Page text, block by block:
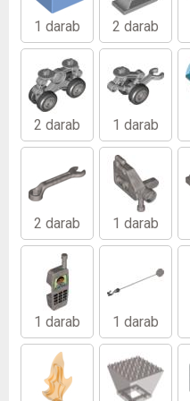
1 darab 2 darab
2 darab 1 darab
2 darab 1 darab
1 darab 1 darab